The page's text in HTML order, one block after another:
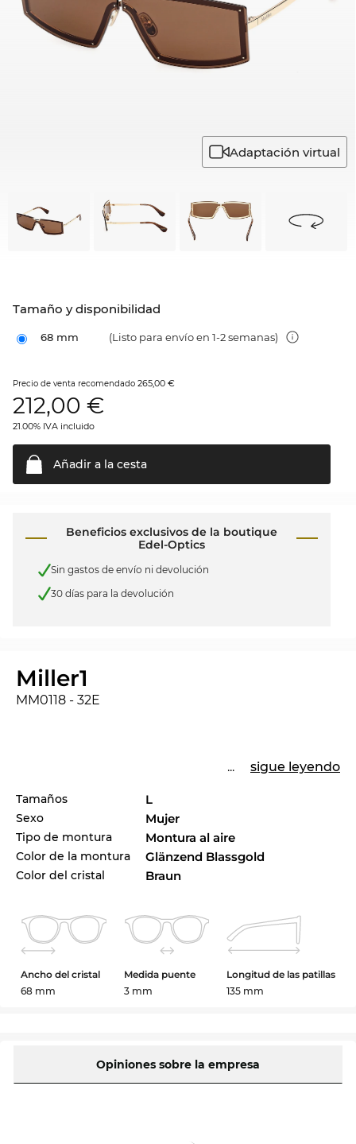
Adaptación virtual
Tamaño y disponibilidad
68 mm (Listo para envío en 1-2 semanas)
Precio de venta recomendado 265,00 €
212,00 €
21.00% IVA incluido
Añadir a la cesta
Beneficios exclusivos de la boutique
Edel-Optics
Sin gastos de envío ni devolución
30 días para la devolución
Miller1
MM0118 - 32E
... sigue leyendo
Tamaños L
Sexo Mujer
Tipo de montura Montura al aire
Color de la montura Glänzend Blassgold
Color del cristal Braun
Ancho del cristal
68 mm
Medida puente
3 mm
Longitud de las patillas
135 mm
Opiniones sobre la empresa